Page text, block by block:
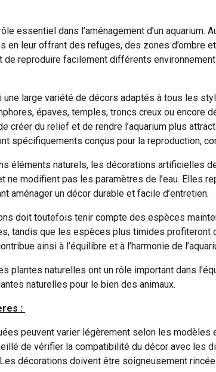
essentiel dans l’aménagement d’un aquarium.
en leur offrant des refuges, des zones d’ombre
reproduire facilement différents
une large variété de décors adaptés à tous les
épaves, temples, troncs creux ou encore
créer du relief et de rendre l’aquarium plus
spécifiquements conçus pour la reproduction,
éléments naturels, les décorations artificielles
ne modifient pas les paramètres de l’eau. Elles
aménager un décor durable et facile d’entretien.
doit toutefois tenir compte des espèces
tandis que les espèces plus timides profiteront
ainsi à l’équilibre et à l’harmonie de
plantes naturelles ont un rôle important dans
naturelles pour le bien des animaux.
:
peuvent varier légèrement selon les modèles
de vérifier la compatibilité du décor avec les
décorations doivent être soigneusement